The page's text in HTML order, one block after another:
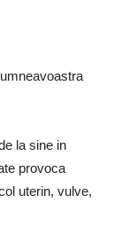
la sine in
provoca
uterin, vulve,